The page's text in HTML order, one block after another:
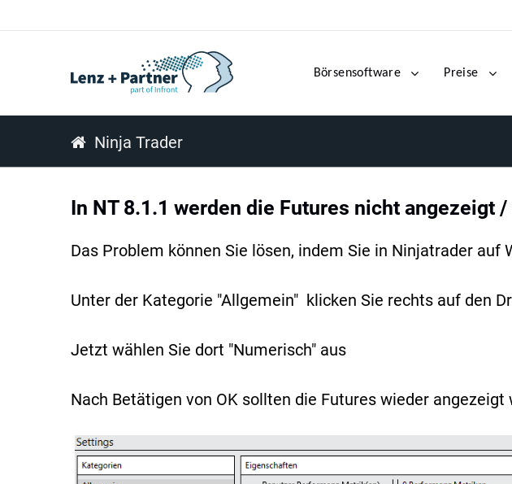
Börsensoftware Preise
Ninja Trader
In NT 8.1.1 werden die Futures nicht angezeigt
Das Problem können Sie lösen, indem Sie in Ninjatrader auf
Unter der Kategorie "Allgemein" klicken Sie rechts auf den
Jetzt wählen Sie dort "Numerisch" aus
Nach Betätigen von OK sollten die Futures wieder angezeigt